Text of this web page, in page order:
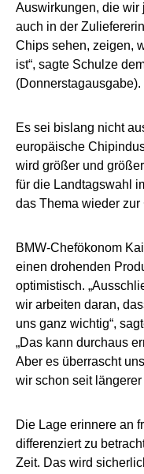
Auswirkungen, die wir
auch in der
Chips sehen, zeigen,
ist“, sagte Schulze
(Donnerstagausgabe).
Es sei bislang nicht
europäische
wird größer und
für die Landtagswahl
das Thema wieder
BMW-Chefökonom
einen drohenden
optimistisch.
wir arbeiten daran,
uns ganz wichtig“,
„Das kann durchaus
Aber es überrascht
wir schon seit längerer
Die Lage erinnere an
differenziert zu
Zeit. Das wird